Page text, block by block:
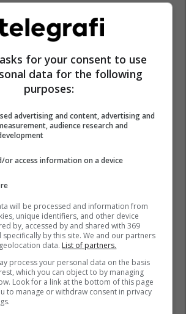
for your consent to use
data for the following
purposes:
advertising and content, advertising and
audience research and
or access information on a device
will be processed and information from
unique identifiers, and other device
by, accessed by and shared with 369
by this site. We and our partners
data. List of partners.
process your personal data on the basis
which you can object to by managing
Look for a link at the bottom of this page
to manage or withdraw consent in privacy